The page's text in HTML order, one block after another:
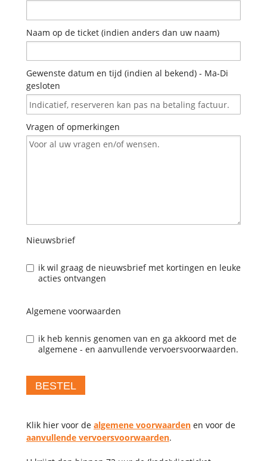
Naam op de ticket (indien anders dan uw naam)
Gewenste datum en tijd (indien al bekend) - Ma-Di
gesloten
Vragen of opmerkingen
Nieuwsbrief
ik wil graag de nieuwsbrief met kortingen en leuke
acties ontvangen
Algemene voorwaarden
ik heb kennis genomen van en ga akkoord met de
algemene - en aanvullende vervoersvoorwaarden.
BESTEL
Klik hier voor de algemene voorwaarden en voor de
aanvullende vervoersvoorwaarden.